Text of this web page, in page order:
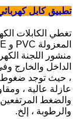
تطبيق كابل
تغطي الكابلات
الداخل والخارج
، حيث توجد ضغوط
عازلة عالية ،
والضغط المرتفعين
والرطوبة ، إلخ.